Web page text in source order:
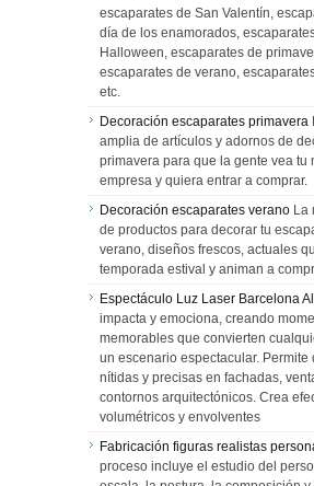
escaparates de San Valentín,
día de los enamorados,
Halloween, escaparates de
escaparates de verano,
etc.
Decoración escaparates primavera
amplia de artículos y adornos de
primavera para que la gente vea tu
empresa y quiera entrar a comprar.
Decoración escaparates verano La
de productos para decorar tu
verano, diseños frescos, actuales
temporada estival y animan a
Espectáculo Luz Laser Barcelona
impacta y emociona, creando
memorables que convierten
un escenario espectacular. Permite
nítidas y precisas en fachadas,
contornos arquitectónicos. Crea
volumétricos y envolventes
Fabricación figuras realistas
proceso incluye el estudio del